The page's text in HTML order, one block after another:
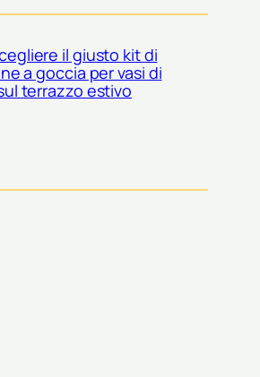
il giusto kit di
a goccia per vasi di
terrazzo estivo